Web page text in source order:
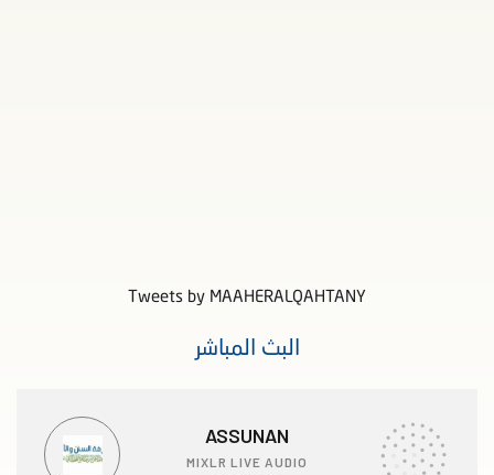
Tweets by MAAHERALQAHTANY
البث المباشر